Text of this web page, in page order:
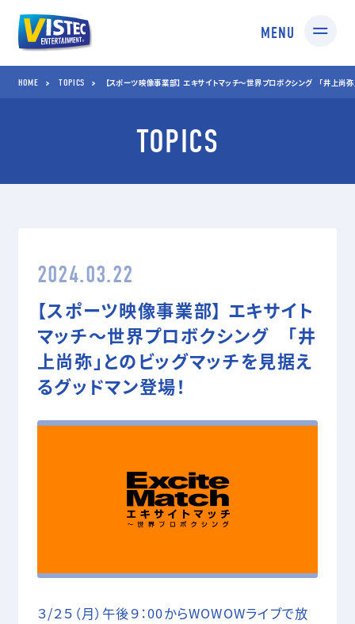
MENU
HOME TOPICS
TV番組/Web配信/DVD
など映像企画・制作
スタジオ部
ドールアップ
05 SHOOTING
撮影技術・編集・MA
HOME TOPICS 【スポーツ映像事業部】 エキサイトマッチ～世界プロボクシング 「井上尚弥
TOPICS
2024.03.22
【スポーツ映像事業部】 エキサイト
マッチ～世界プロボクシング 「井
上尚弥」とのビッグマッチを見据え
るグッドマン登場！
３/２５（月）午後９：00からWOWOWライブで放